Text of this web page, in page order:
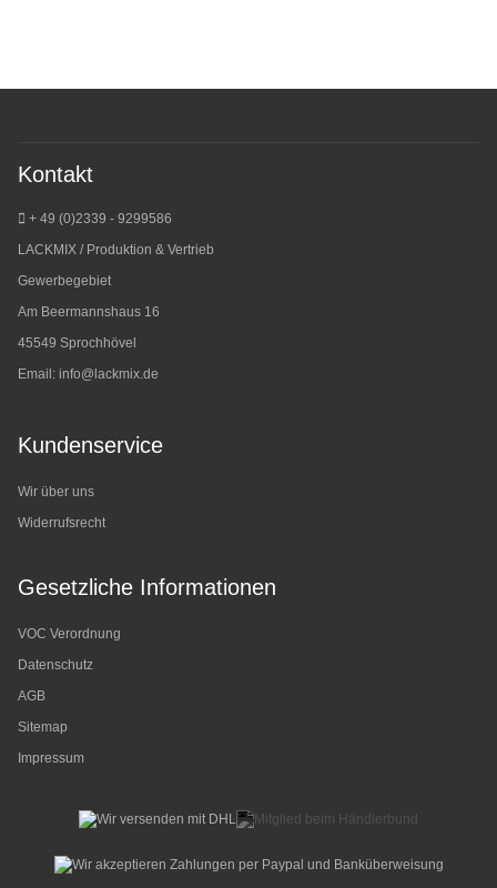
Kontakt
+ 49 (0)2339 - 9299586
LACKMIX / Produktion & Vertrieb
Gewerbegebiet
Am Beermannshaus 16
45549 Sprochhövel
Email: info@lackmix.de
Kundenservice
Wir über uns
Widerrufsrecht
Gesetzliche Informationen
VOC Verordnung
Datenschutz
AGB
Sitemap
Impressum